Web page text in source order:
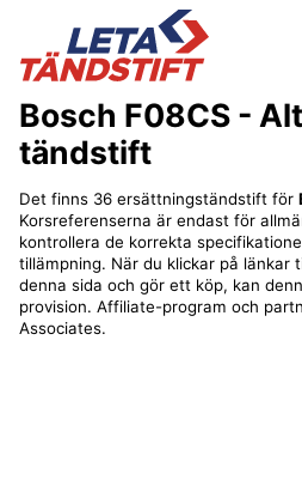
Bosch F08CS-
tändstift
Det finns 36 ersättningständstift för
Korsreferenserna är endast för
kontrollera de korrekta
tillämpning. När du klickar på länkar
denna sida och gör ett köp, kan
provision. Affiliate-program och
Associates.